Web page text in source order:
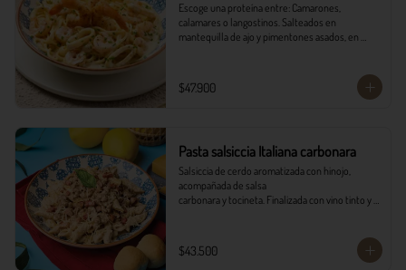
Escoge una proteína entre: Camarones,
calamares o langostinos. Salteados en
mantequilla de ajo y pimentones asados, en
$47.900
Pasta salsiccia Italiana carbonara
Salsiccia de cerdo aromatizada con hinojo,
acompañada de salsa
carbonara y tocineta. Finalizada con vino tinto y
$43.500